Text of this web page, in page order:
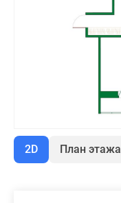
2D План этажа